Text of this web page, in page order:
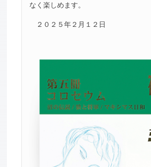
なく楽しめます。
２０２５年２月１２日